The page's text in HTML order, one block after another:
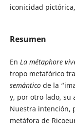
iconicidad
Resumen
En La métaphore
tropo metafórico
semánticode la
y, por otro lado, su
Nuestra intención,
metáfora de